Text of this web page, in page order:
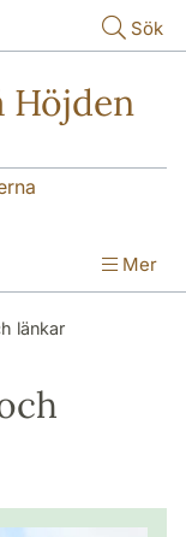
Sök
Höjden
Mer
länkar